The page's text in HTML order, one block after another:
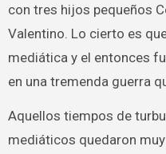
con tres hijos pequeños
Valentino. Lo cierto es
mediática y el entonces
en una tremenda guerra
Aquellos tiempos de
mediáticos quedaron